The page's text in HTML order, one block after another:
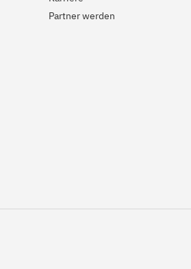
Partner werden